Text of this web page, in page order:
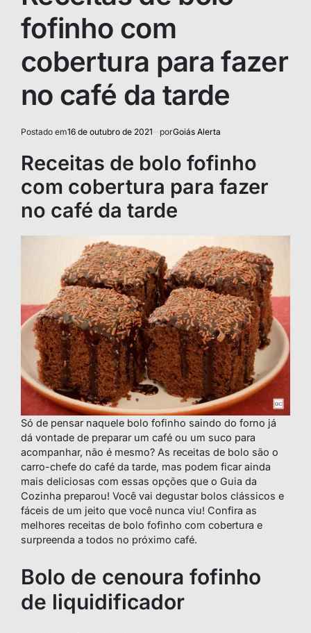
fofinho com
cobertura para fazer
no café da tarde
Postado em16 de outubro de 2021 porGoiás Alerta
Receitas de bolo fofinho
com cobertura para fazer
no café da tarde
Só de pensar naquele bolo fofinho saindo do forno já
dá vontade de preparar um café ou um suco para
acompanhar, não é mesmo? As receitas de bolo são o
carro-chefe do café da tarde, mas podem ficar ainda
mais deliciosas com essas opções que o Guia da
Cozinha preparou! Você vai degustar bolos clássicos e
fáceis de um jeito que você nunca viu! Confira as
melhores receitas de bolo fofinho com cobertura e
surpreenda a todos no próximo café.
Bolo de cenoura fofinho
de liquidificador